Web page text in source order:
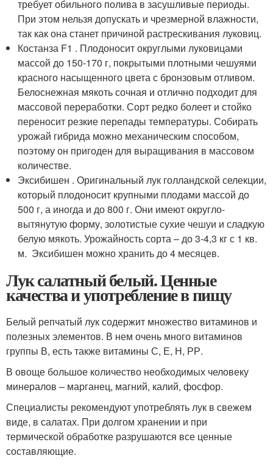
требует обильного полива в засушливые периоды.
При этом нельзя допускать и чрезмерной влажности,
так как она станет причиной растрескивания луковиц.
Костанза F1 . Плодоносит округлыми луковицами
массой до 150-170 г, покрытыми плотными чешуями
красного насыщенного цвета с бронзовым отливом.
Белоснежная мякоть сочная и отлично подходит для
массовой переработки. Сорт редко болеет и стойко
переносит резкие перепады температуры. Собирать
урожай гибрида можно механическим способом,
поэтому он пригоден для выращивания в массовом
количестве.
Эксибишен . Оригинальный лук голландской селекции,
который плодоносит крупными плодами массой до
500 г, а иногда и до 800 г. Они имеют округло-
вытянутую форму, золотистые сухие чешуи и сладкую
белую мякоть. Урожайность сорта – до 3-4,3 кг с 1 кв.
м. Эксибишен можно хранить до 4 месяцев.
Лук салатный белый. Ценные
качества и употребление в пищу
Белый репчатый лук содержит множество витаминов и
полезных элементов. В нем очень много витаминов
группы В, есть также витамины С, Е, Н, РР.
В овоще большое количество необходимых человеку
минералов – марганец, магний, калий, фосфор.
Специалисты рекомендуют употреблять лук в свежем
виде, в салатах. При долгом хранении и при
термической обработке разрушаются все ценные
составляющие.